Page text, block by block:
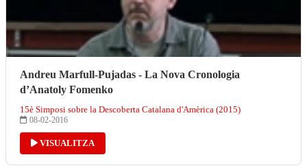
Andreu Marfull-Pujadas - La Nova Cronologia
d’Anatoly Fomenko
15è Simposi sobre la Descoberta Catalana d'Amèrica (2015)
08-02-2016
VISUALITZA